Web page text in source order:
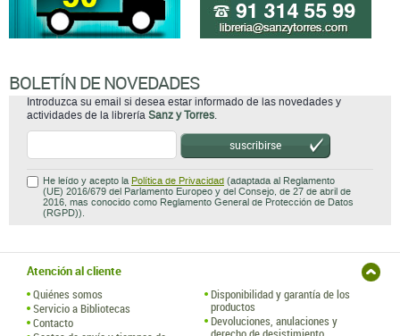
BOLETÍN DE NOVEDADES
Introduzca su email si desea estar informado de las novedades y
actividades de la librería Sanz y Torres.
suscribirse
He leído y acepto la Política de Privacidad (adaptada al Reglamento
(UE) 2016/679 del Parlamento Europeo y del Consejo, de 27 de abril de
2016, mas conocido como Reglamento General de Protección de Datos
(RGPD)).
Atención al cliente
Quiénes somos
Servicio a Bibliotecas
Contacto
Disponibilidad y garantía de los
productos
Devoluciones, anulaciones y